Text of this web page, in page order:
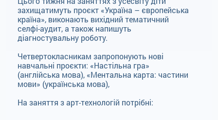
захищатимуть проєкт «Україна – європейська
країна», виконають вихідний тематичний
селфі-аудит, а також напишуть
діагностувальну роботу.
Четвертокласникам запропонують нові
навчальні проєкти: «Настільна гра»
(англійська мова), «Ментальна карта: частини
мови» (українська мова),
На заняття з арт-технологій потрібні: